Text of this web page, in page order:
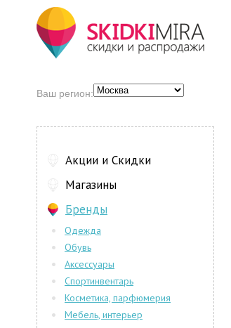
Ваш регион:
Акции и Скидки
Магазины
Бренды
Одежда
Обувь
Аксессуары
Спортинвентарь
Косметика, парфюмерия
Мебель, интерьер